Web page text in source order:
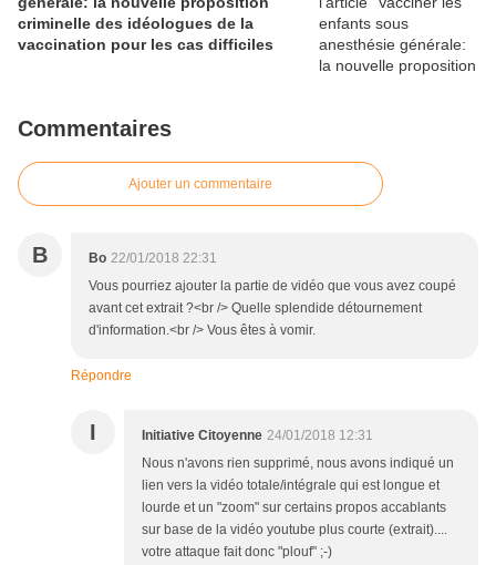
criminelle des idéologues de la
vaccination pour les cas difficiles
Commentaires
Ajouter un commentaire
B Bo 22/01/2018 22:31
Vous pourriez ajouter la partie de vidéo que vous avez coupé
avant cet extrait ?<br /> Quelle splendide détournement
d'information.<br /> Vous êtes à vomir.
Répondre
I Initiative Citoyenne 24/01/2018 12:31
Nous n'avons rien supprimé, nous avons indiqué un
lien vers la vidéo totale/intégrale qui est longue et
lourde et un "zoom" sur certains propos accablants
sur base de la vidéo youtube plus courte (extrait)....
votre attaque fait donc "plouf" ;-)